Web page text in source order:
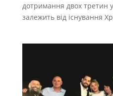
дотримання двох третин
залежить від існування